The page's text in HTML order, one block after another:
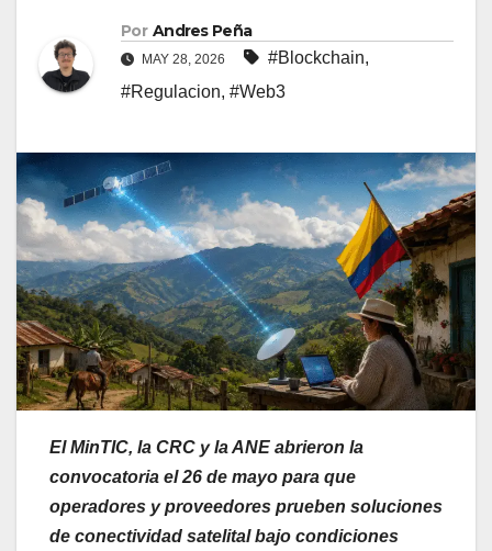
Por Andres Peña
MAY 28, 2026 #Blockchain,
#Regulacion, #Web3
El MinTIC, la CRC y la ANE abrieron la
convocatoria el 26 de mayo para que
operadores y proveedores prueben soluciones
de conectividad satelital bajo condiciones